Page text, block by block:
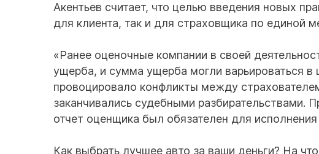
Акентьев считает, что целью введения новых
для клиента, так и для страховщика по единой
«Ранее оценочные компании в своей
ущерба, и сумма ущерба могли варьироваться
провоцировало конфликты между
заканчивались судебными разбирательствами.
отчет оценщика был обязателен для
Как выбрать лучшее авто за ваши деньги? На